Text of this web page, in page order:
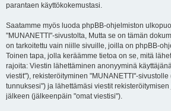
parantaen käyttökokemustasi.
Saatamme myös luoda phpBB-ohjelmiston
"MUNANETTI"-sivustolta, Mutta se on tämän
on tarkoitettu vain niille sivuille, joilla on phpBB-
Toinen tapa, jolla keräämme tietoa on se, mitä
rajoita: Viestin lähettäminen anonyyminä
viestit"), rekisteröityminen "MUNANETTI"-
tunnuksesi") ja lähettämäsi viestit
jälkeen (jälkeenpäin "omat viestisi").